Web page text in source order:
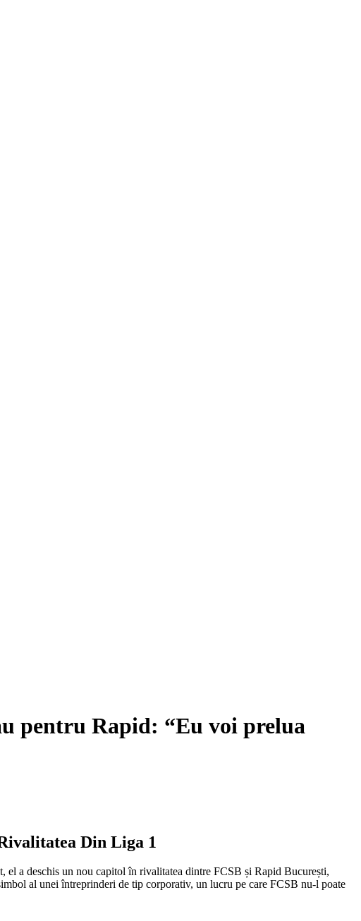
pentru Rapid: “Eu voi prelua
Din Liga 1
el a deschis un nou capitol în rivalitatea dintre FCSB și Rapid București,
al unei întreprinderi de tip corporativ, un lucru pe care FCSB nu-l poate